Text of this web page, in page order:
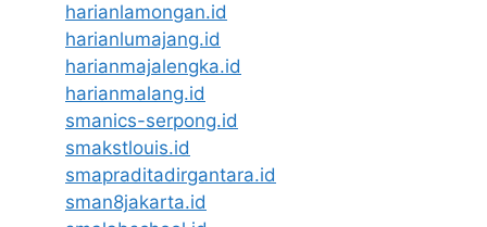
harianlamongan.id
harianlumajang.id
harianmajalengka.id
harianmalang.id
smanics-serpong.id
smakstlouis.id
smapraditadirgantara.id
sman8jakarta.id